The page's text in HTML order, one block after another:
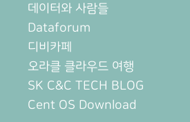
데이터와 사람들
Dataforum
디비카페
오라클 클라우드 여행
SK C&C TECH BLOG
Cent OS Download